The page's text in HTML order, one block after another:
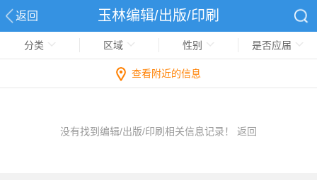
返回 玉林编辑/出版/印刷
分类 区域 性别 是否应届
查看附近的信息
没有找到编辑/出版/印刷相关信息记录！ 返回